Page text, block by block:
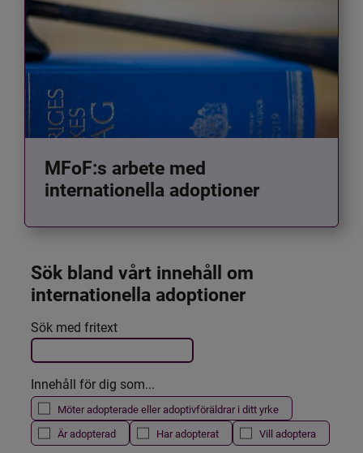
MFoF:s arbete med
internationella adoptioner
Sök bland vårt innehåll om
internationella adoptioner
Filtrera resultatet
Det här formuläret postas automatiskt
Sök med fritext
Innehåll för dig som...
Möter adopterade eller adoptivföräldrar i ditt yrke
Är adopterad
Har adopterat Vill adoptera